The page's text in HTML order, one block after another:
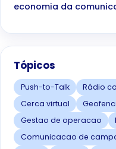
economia da
Tópicos
Push-to-Talk Rádio
Cerca virtual
Gestao de operacao
Comunicacao de